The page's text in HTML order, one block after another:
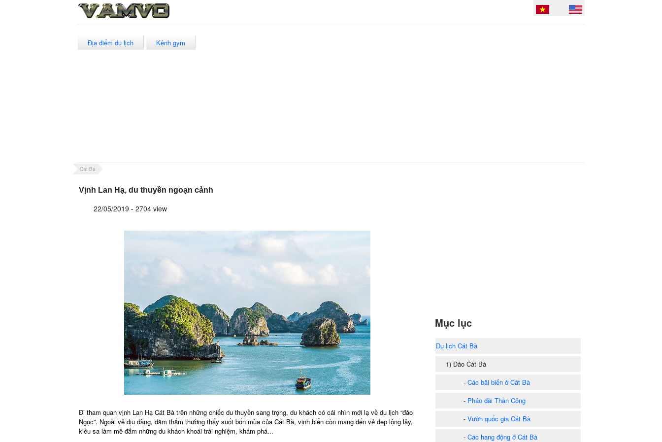
Địa điểm du lịch Kênh gym
Cat Ba
Vịnh Lan Hạ, du thuyền ngoạn cảnh
22/05/2019 - 2704 view
Đi tham quan vịnh Lan Hạ Cát Bà trên những chiếc du thuyền sang trọng, du khách có cái nhìn mới lạ về du lịch “đảo
Ngọc”. Ngoài vẻ dịu dàng, đằm thắm thường thấy suốt bốn mùa của Cát Bà, vịnh biển còn mang đến vẻ đẹp lộng lẫy,
kiêu sa làm mê đắm những du khách khoái trải nghiệm, khám phá...
Mục lục
Du lịch Cát Bà
1) Đảo Cát Bà
- Các bãi biển ở Cát Bà
- Pháo đài Thần Công
- Vườn quốc gia Cát Bà
- Các hang động ở Cát Bà